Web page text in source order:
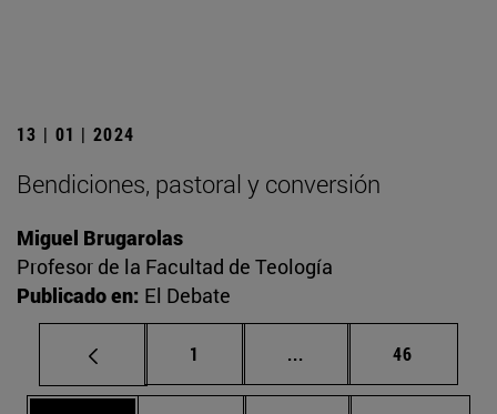
13 | 01 | 2024
Bendiciones, pastoral y conversión
Miguel Brugarolas
Profesor de la Facultad de Teología
Publicado en: El Debate
Página
1 ... Páginas intermedias
Página
46